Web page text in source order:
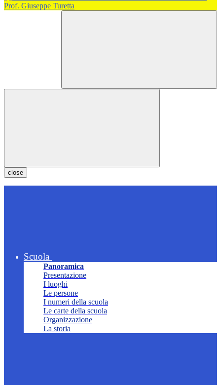
close
Scuola
Panoramica
Presentazione
I luoghi
Le persone
I numeri della scuola
Le carte della scuola
Organizzazione
La storia